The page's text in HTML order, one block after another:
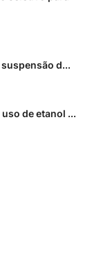
d...
de etanol ...